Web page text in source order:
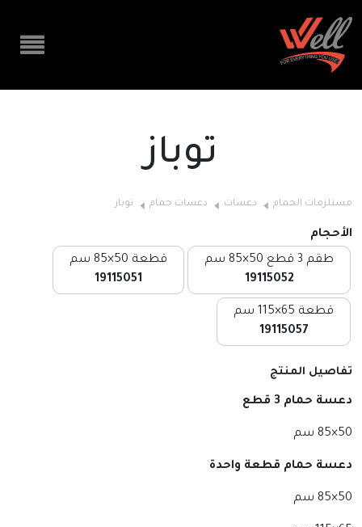
توباز
مستلزمات الحمام دعسات دعسات حمام توباز
الأحجام
طقم 3 قطع 50×85 سم
19115052
قطعة 50×85 سم
19115051
قطعة 65×115 سم
19115057
تفاصيل المنتج
دعسة حمام 3 قطع
50×85 سم
دعسة حمام قطعة واحدة
50×85 سم